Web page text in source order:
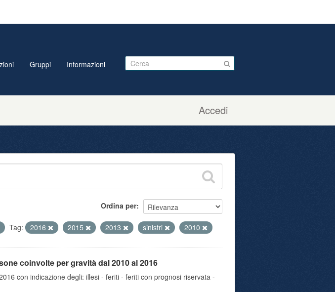
Accedi
Gruppi Informazioni
Ordina per
Tag: 2016 2015 2013 sinistri 2010
coinvolte per gravità dal 2010 al 2016
con indicazione degli: illesi - feriti - feriti con prognosi riservata -